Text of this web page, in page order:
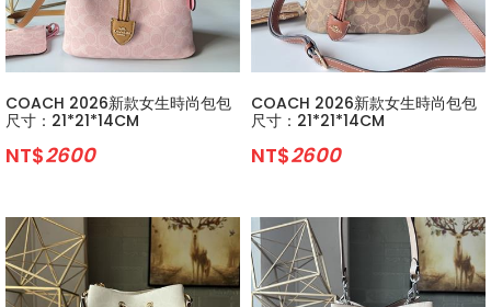
COACH 2026新款女生時尚包包
尺寸：21*21*14CM
NT$2600
COACH 2026新款女生時尚包包
尺寸：21*21*14CM
NT$2600